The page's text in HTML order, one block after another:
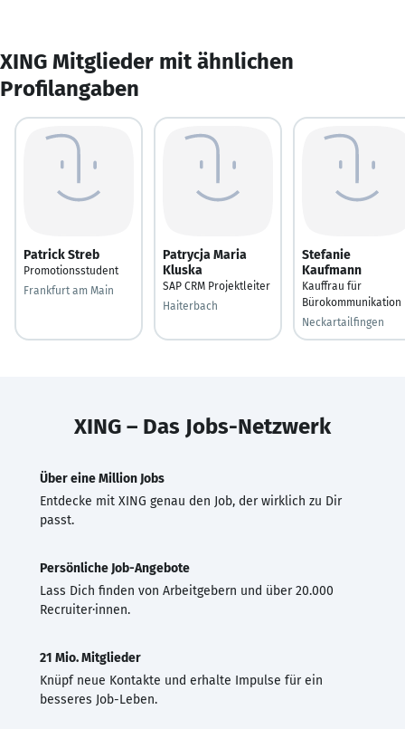
XING Mitglieder mit ähnlichen
Profilangaben
Patrick Streb
Promotionsstudent
Frankfurt am Main
Patrycja Maria
Kluska
SAP CRM Projektleiter
Haiterbach
Stefanie
Kaufmann
Kauffrau für
Bürokommunikation
Neckartailfingen
XING – Das Jobs-Netzwerk
Über eine Million Jobs
Entdecke mit XING genau den Job, der wirklich zu Dir
passt.
Persönliche Job-Angebote
Lass Dich finden von Arbeitgebern und über 20.000
Recruiter·innen.
21 Mio. Mitglieder
Knüpf neue Kontakte und erhalte Impulse für ein
besseres Job-Leben.